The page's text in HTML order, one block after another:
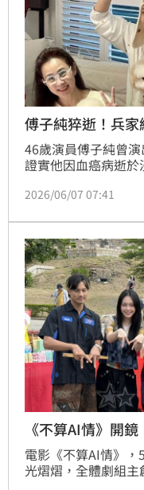
傅子純猝逝！兵
46歲演員傅子純曾
證實他因血癌病逝
厝趴，沒想到憾事發
2026/06/07 07:41
《不算AI情》開
電影《不算AI情》
光熠熠，全體劇組